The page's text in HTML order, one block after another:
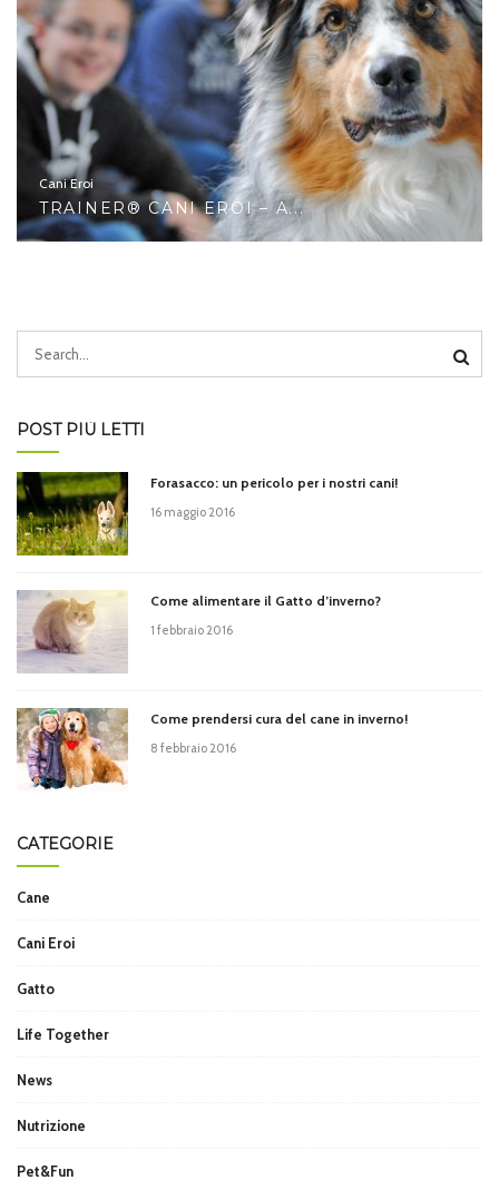
Cani Eroi
TRAINER® CANI EROI – A...
POST PIÙ LETTI
Forasacco: un pericolo per i nostri cani!
16 maggio 2016
Come alimentare il Gatto d’inverno?
1 febbraio 2016
Come prendersi cura del cane in inverno!
8 febbraio 2016
CATEGORIE
Cane
Cani Eroi
Gatto
Life Together
News
Nutrizione
Pet&Fun